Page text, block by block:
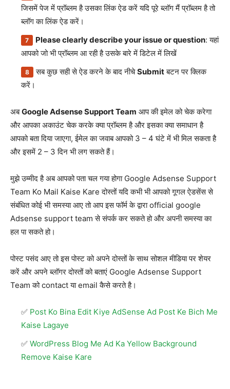
जिसमें पेज में प्रॉब्लम है उसका लिंक ऐड करें यदि पूरे ब्लॉग मैं प्रॉब्लम है तो
ब्लॉग का लिंक ऐड करें।
Please clearly describe your issue or question: यहां
आपको जो भी प्रॉब्लम आ रही है उसके बारे में डिटेल में लिखें
सब कुछ सही से ऐड करने के बाद नीचेSubmitबटन पर क्लिक
करें।
अबGoogle Adsense Support Team आप की इमेल को चेक करेगा
और आपका अकाउंट चेक करके क्या प्रॉब्लम है और इसका क्या समाधान है
आपको बता दिया जाएगा, ईमेल का जवाब आपको 3 – 4 घंटे में भी मिल सकता है
और इसमें 2 – 3 दिन भी लग सकते हैं।
मुझे उम्मीद है अब आपको पता चल गया होगा Google Adsense Support
Team Ko Mail Kaise Kare दोस्तों यदि कभी भी आपको गूगल ऐडसेंस से
संबंधित कोई भी समस्या आए तो आप इस फॉर्म के द्वारा official google
Adsense support team से संपर्क कर सकते हो और अपनी समस्या का
हल पा सकते हो।
पोस्ट पसंद आए तो इस पोस्ट को अपने दोस्तों के साथ सोशल मीडिया पर शेयर
करें और अपने ब्लॉगर दोस्तों को बताएं Google Adsense Support
Team को contact या email कैसे करते है।
Post Ko Bina Edit Kiye AdSense Ad Post Ke Bich Me
Kaise Lagaye
WordPress Blog Me Ad Ka Yellow Background
Remove Kaise Kare